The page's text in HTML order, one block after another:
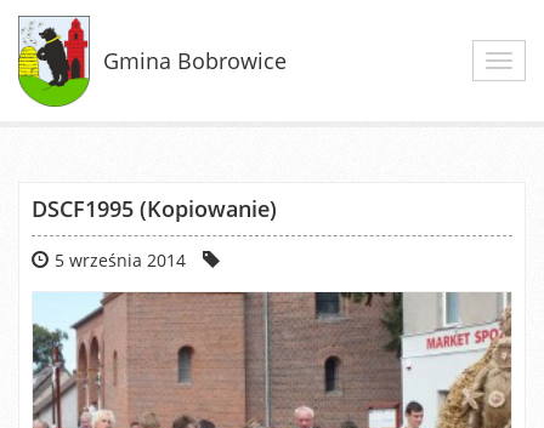
Gmina Bobrowice
DSCF1995 (Kopiowanie)
5 września 2014